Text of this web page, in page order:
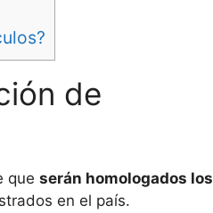
de
que serán homologados los
en el país.